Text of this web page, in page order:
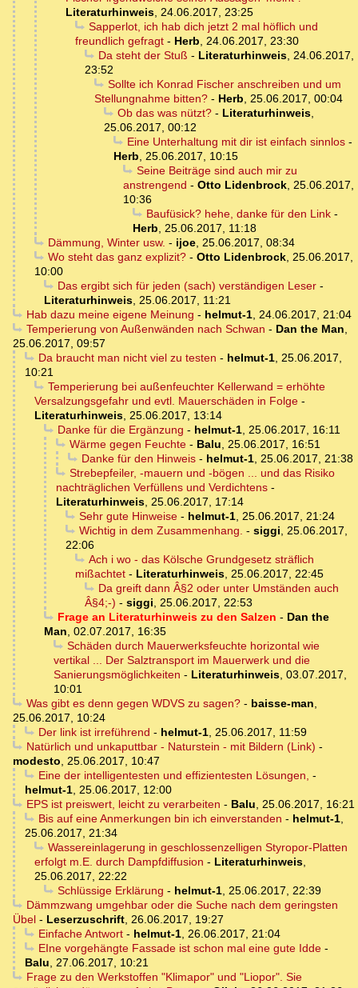
Literaturhinweis, 24.06.2017, 23:25
Sapperlot, ich hab dich jetzt 2 mal höflich und
freundlich gefragt - Herb, 24.06.2017, 23:30
Da steht der Stuß - Literaturhinweis, 24.06.2017,
23:52
Sollte ich Konrad Fischer anschreiben und um
Stellungnahme bitten? - Herb, 25.06.2017, 00:04
Ob das was nützt?- Literaturhinweis,
25.06.2017, 00:12
Eine Unterhaltung mit dir ist einfach sinnlos-
Herb, 25.06.2017, 10:15
Seine Beiträge sind auch mir zu
anstrengend - Otto Lidenbrock, 25.06.2017,
10:36
Baufüsick? hehe, danke für den Link-
Herb, 25.06.2017, 11:18
Dämmung, Winter usw. - ijoe, 25.06.2017, 08:34
Wo steht das ganz explizit?- Otto Lidenbrock, 25.06.2017,
10:00
Das ergibt sich für jeden (sach) verständigen Leser-
Literaturhinweis, 25.06.2017, 11:21
Hab dazu meine eigene Meinung - helmut-1, 24.06.2017, 21:04
Temperierung von Außenwänden nach Schwan - Dan the Man,
25.06.2017, 09:57
Da braucht man nicht viel zu testen - helmut-1, 25.06.2017,
10:21
Temperierung bei außenfeuchter Kellerwand = erhöhte
Versalzungsgefahr und evtl. Mauerschäden in Folge -
Literaturhinweis, 25.06.2017, 13:14
Danke für die Ergänzung - helmut-1, 25.06.2017, 16:11
Wärme gegen Feuchte- Balu, 25.06.2017, 16:51
Danke für den Hinweis- helmut-1, 25.06.2017, 21:38
Strebepfeiler, -mauern und -bögen ... und das Risiko
nachträglichen Verfüllens und Verdichtens -
Literaturhinweis, 25.06.2017, 17:14
Sehr gute Hinweise- helmut-1, 25.06.2017, 21:24
Wichtig in dem Zusammenhang. - siggi, 25.06.2017,
22:06
Ach i wo - das Kölsche Grundgesetz sträflich
mißachtet - Literaturhinweis, 25.06.2017, 22:45
Da greift dann Â§2 oder unter Umständen auch
Â§4;-) - siggi, 25.06.2017, 22:53
Frage an Literaturhinweis zu den Salzen - Dan the
Man, 02.07.2017, 16:35
Schäden durch Mauerwerksfeuchte horizontal wie
vertikal ... Der Salztransport im Mauerwerk und die
Sanierungsmöglichkeiten - Literaturhinweis, 03.07.2017,
10:01
Was gibt es denn gegen WDVS zu sagen?- baisse-man,
25.06.2017, 10:24
Der link ist irreführend - helmut-1, 25.06.2017, 11:59
Natürlich und unkaputtbar - Naturstein - mit Bildern (Link) -
modesto, 25.06.2017, 10:47
Eine der intelligentesten und effizientesten Lösungen, -
helmut-1, 25.06.2017, 12:00
EPS ist preiswert, leicht zu verarbeiten - Balu, 25.06.2017, 16:21
Bis auf eine Anmerkungen bin ich einverstanden - helmut-1,
25.06.2017, 21:34
Wassereinlagerung in geschlossenzelligen Styropor-Platten
erfolgt m.E. durch Dampfdiffusion - Literaturhinweis,
25.06.2017, 22:22
Schlüssige Erklärung - helmut-1, 25.06.2017, 22:39
Dämmzwang umgehbar oder die Suche nach dem geringsten
Übel - Leserzuschrift, 26.06.2017, 19:27
Einfache Antwort- helmut-1, 26.06.2017, 21:04
EIne vorgehängte Fassade ist schon mal eine gute Idde-
Balu, 27.06.2017, 10:21
Frage zu den Werkstoffen "Klimapor" und "Liopor". Sie